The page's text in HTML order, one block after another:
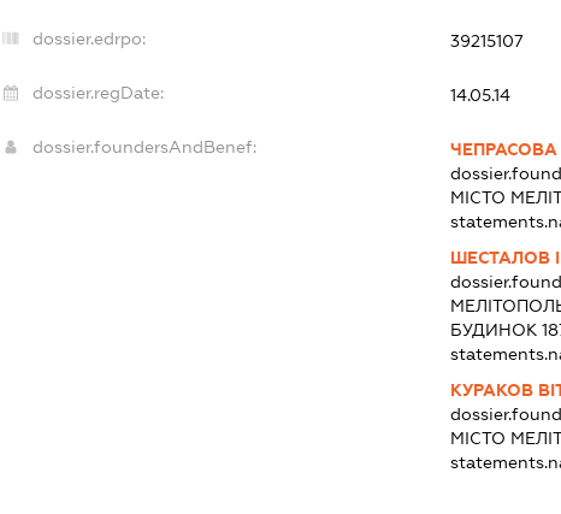
dossier.edrpo: 39215107
dossier.regDate: 14.05.14
dossier.foundersAndBenef:
ЧЕПРАСОВА
МІСТО
ШЕСТАЛОВ
БУДИНОК
КУРАКОВ
МІСТО